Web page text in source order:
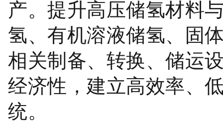
产。提升高压储氢材料
氢、有机溶液储氢、固
相关制备、转换、储运
经济性，建立高效率、
统。